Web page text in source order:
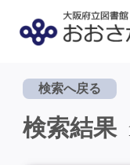
検索へ戻る
検索結果